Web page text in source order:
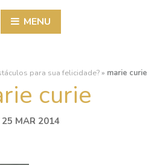
MENU
para sua felicidade? » marie curie
curie
25 MAR 2014